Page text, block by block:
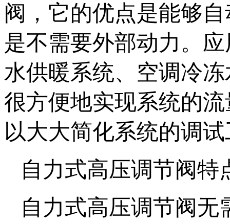
阀，它的优点是能够
是不需要外部动力。
水供暖系统、空调冷
很方便地实现系统的
以大大简化系统的调
自力式高压调节阀特
自力式高压调节阀